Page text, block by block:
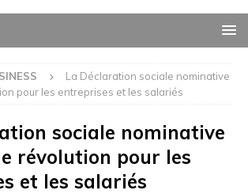
La Déclaration sociale nominative
pour les entreprises et les salariés
sociale nominative
révolution pour les
et les salariés